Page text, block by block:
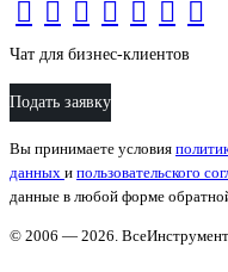
Чат для бизнес-клиентов
Подать заявку
Вы принимаете условия
данных и пользовательского
данные в любой форме
© 2006 — 2026.